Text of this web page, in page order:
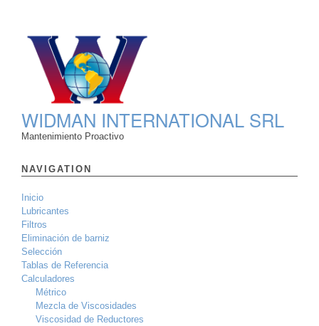
WIDMAN INTERNATIONAL SRL
Mantenimiento Proactivo
NAVIGATION
Inicio
Lubricantes
Filtros
Eliminación de barniz
Selección
Tablas de Referencia
Calculadores
Métrico
Mezcla de Viscosidades
Viscosidad de Reductores